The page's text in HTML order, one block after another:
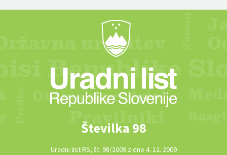
Številka 98
Uradni list RS, št. 98/2009 z dne 4. 12. 2009